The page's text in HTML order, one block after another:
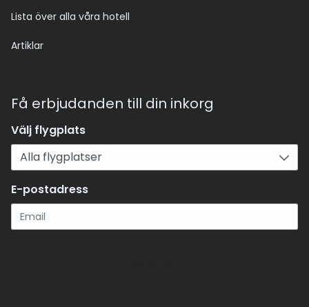
Lista över alla våra hotell
Artiklar
Få erbjudanden till din inkorg
Välj flygplats
E-postadress